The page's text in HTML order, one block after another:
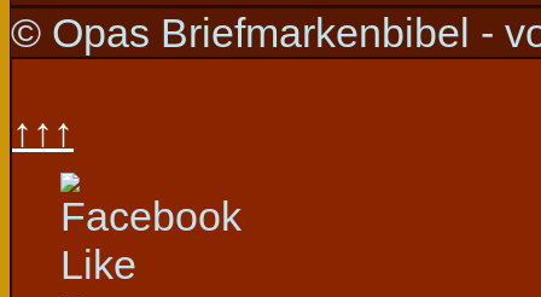
© Opas Briefmarkenbibel -
↑↑↑